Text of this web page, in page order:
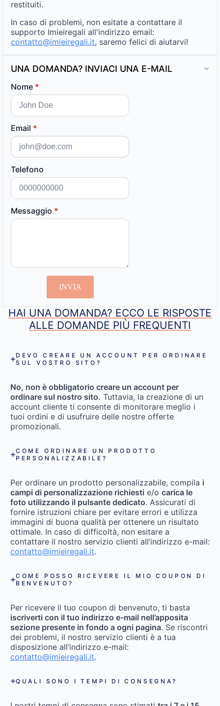
restituiti.
In caso di problemi, non esitate a contattare il
supporto Imieiregali all'indirizzo email:
contatto@imieiregali.it, saremo felici di aiutarvi!
UNA DOMANDA? INVIACI UNA E-MAIL
Nome *
Email *
Telefono
Messaggio *
INVIA
HAI UNA DOMANDA? ECCO LE RISPOSTE
ALLE DOMANDE PIÙ FREQUENTI
DEVO CREARE UN ACCOUNT PER ORDINARE
SUL VOSTRO SITO?
No, non è obbligatorio creare un account per
ordinare sul nostro sito. Tuttavia, la creazione di un
account cliente ti consente di monitorare meglio i
tuoi ordini e di usufruire delle nostre offerte
promozionali.
COME ORDINARE UN PRODOTTO
PERSONALIZZABILE?
Per ordinare un prodotto personalizzabile, compila i
campi di personalizzazione richiesti e/o carica le
foto utilizzando il pulsante dedicato. Assicurati di
fornire istruzioni chiare per evitare errori e utilizza
immagini di buona qualità per ottenere un risultato
ottimale. In caso di difficoltà, non esitare a
contattare il nostro servizio clienti all’indirizzo e-mail:
contatto@imieiregali.it.
COME POSSO RICEVERE IL MIO COUPON DI
BENVENUTO?
Per ricevere il tuo coupon di benvenuto, ti basta
iscriverti con il tuo indirizzo e-mail nell’apposita
sezione presente in fondo a ogni pagina. Se riscontri
dei problemi, il nostro servizio clienti è a tua
disposizione all’indirizzo e-mail:
contatto@imieiregali.it.
QUALI SONO I TEMPI DI CONSEGNA?